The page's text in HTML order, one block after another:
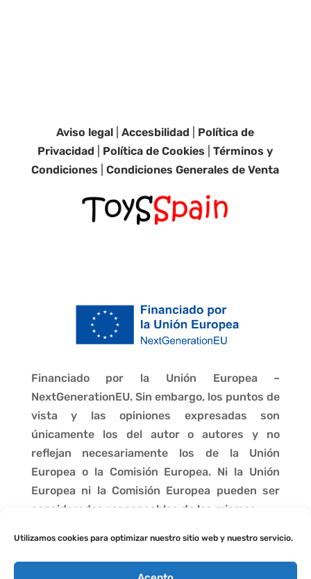
Utilizamos cookies para optimizar nuestro sitio web y nuestro servicio.
Aviso legal |Accesbilidad
Política de
Privacidad
Política de Cookies |Términos y
Condiciones |Condiciones Generales de Venta
Financiado por la Unión Europea –
NextGenerationEU. Sin embargo, los puntos de
vista y las opiniones expresadas son
únicamente los del autor o autores y no
reflejan necesariamente los de la Unión
Europea o la Comisión Europea. Ni la Unión
Europea ni la Comisión Europea pueden ser
consideradas responsables de las mismas.